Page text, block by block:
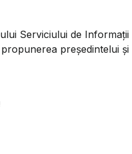
Serviciului de
președintelui